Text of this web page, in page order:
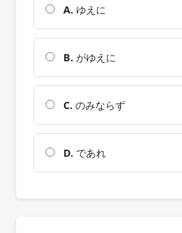
A. ゆえに
B. がゆえに
C. のみならず
D. であれ